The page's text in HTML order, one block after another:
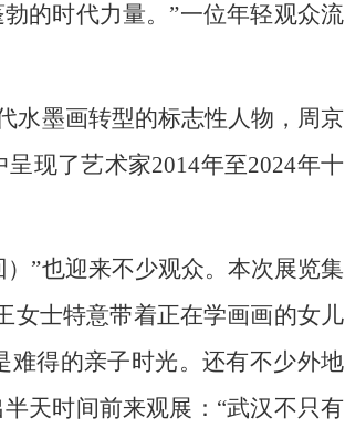
的时代力量。”一位年轻观众流
水墨画转型的标志性人物，周京
现了艺术家2014年至2024年十
”也迎来不少观众。本次展览集
女士特意带着正在学画画的女儿
难得的亲子时光。还有不少外地
天时间前来观展：“武汉不只有